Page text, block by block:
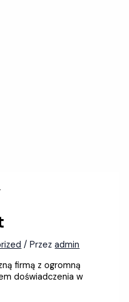
/ Przezadmin
firmą z ogromną
doświadczenia w